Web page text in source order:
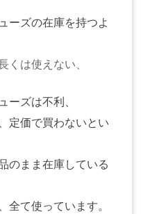
ーズの在庫を持つよ
は使えない、
ズは不利、
定価で買わないとい
のまま在庫している
て使っています。